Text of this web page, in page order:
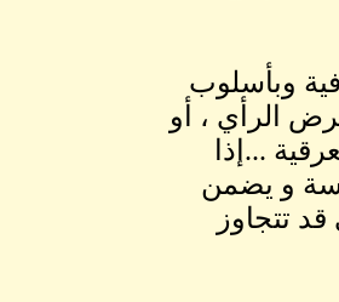
وبأسلوب
الرأي ، أو
...إذا
و يضمن
تتجاوز